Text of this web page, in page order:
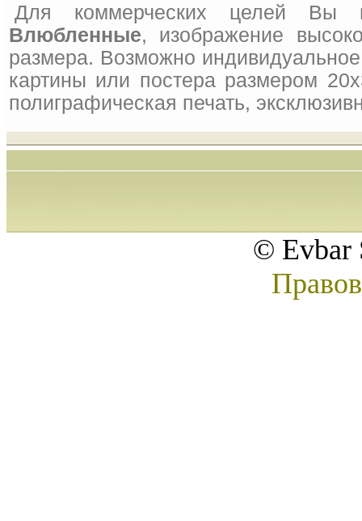
Для коммерческих целей Вы
Влюбленные, изображение
размера. Возможно
картины или постера размером
полиграфическая печать,
© Evbar